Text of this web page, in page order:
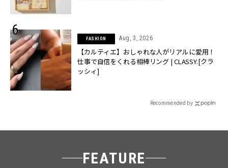
FASHION Aug, 3, 2026
【カルティエ】おしゃれな人がリアルに愛用！
仕事で自信をくれる相棒リング | CLASSY.[クラ
ッシィ]
Recommended by
FEATURE